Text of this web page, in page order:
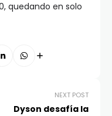
quedando en solo
NEXT POST
Dyson desafía la